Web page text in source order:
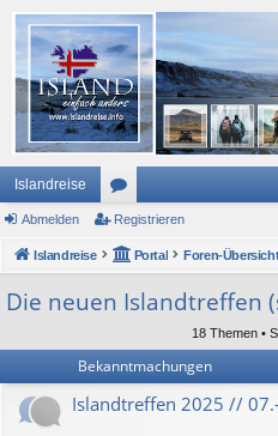
Islandreise
or
en
Abmelden Registrieren
Islandreise Portal Foren-Übersicht
Die neuen Islandtreffen
18 Themen •
Bekanntmachungen
Islandtreffen 2025 //